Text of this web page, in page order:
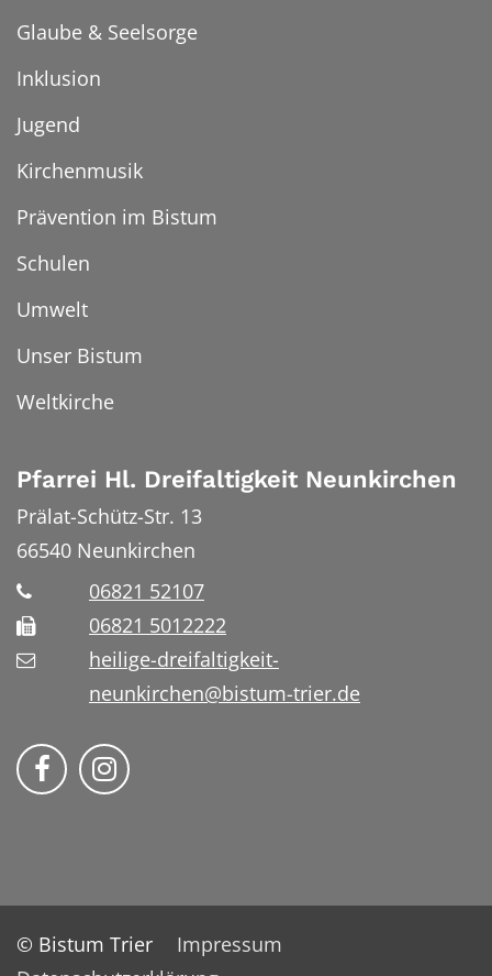
Glaube & Seelsorge
Inklusion
Jugend
Kirchenmusik
Prävention im Bistum
Schulen
Umwelt
Unser Bistum
Weltkirche
Pfarrei Hl. Dreifaltigkeit Neunkirchen
Prälat-Schütz-Str. 13
66540 Neunkirchen
06821 52107
06821 5012222
heilige-dreifaltigkeit-
neunkirchen@bistum-trier.de
Bistum Trier auf Facebook
Bistum Trier auf Instragram
© Bistum Trier
Impressum